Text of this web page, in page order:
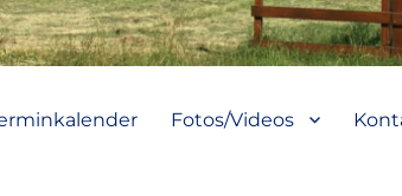
Fotos/Videos